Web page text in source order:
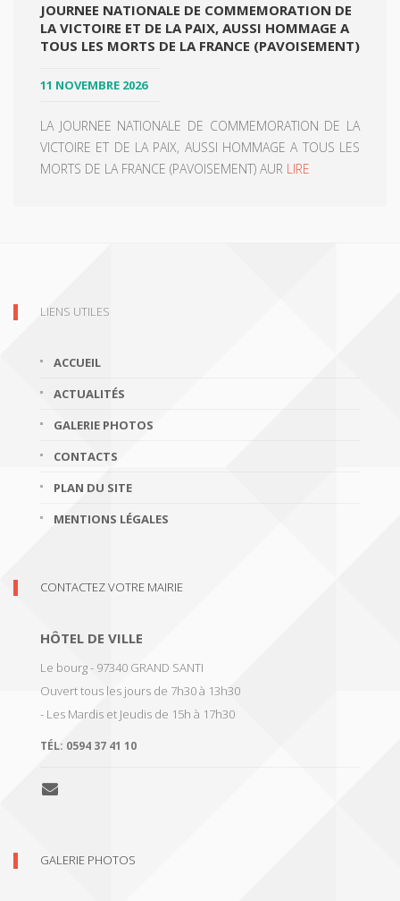
JOURNEE NATIONALE DE COMMEMORATION DE
LA VICTOIRE ET DE LA PAIX, AUSSI HOMMAGE A
TOUS LES MORTS DE LA FRANCE (PAVOISEMENT)
11 NOVEMBRE 2026
LA JOURNEE NATIONALE DE COMMEMORATION DE LA
VICTOIRE ET DE LA PAIX, AUSSI HOMMAGE A TOUS LES
MORTS DE LA FRANCE (PAVOISEMENT) AUR LIRE
LIENS UTILES
ACCUEIL
ACTUALITÉS
GALERIE PHOTOS
CONTACTS
PLAN DU SITE
MENTIONS LÉGALES
CONTACTEZ VOTRE MAIRIE
HÔTEL DE VILLE
Le bourg - 97340 GRAND SANTI
Ouvert tous les jours de 7h30 à 13h30
- Les Mardis et Jeudis de 15h à 17h30
TÉL: 0594 37 41 10
GALERIE PHOTOS